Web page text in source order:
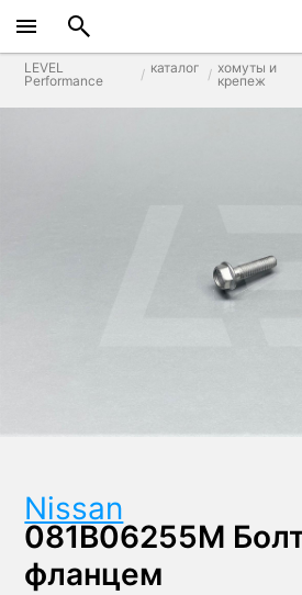
LEVEL
Performance
каталог
хомуты и
крепеж
Nissan
081B06255M
фланцем